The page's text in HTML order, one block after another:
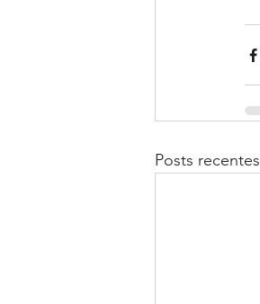
Posts recentes